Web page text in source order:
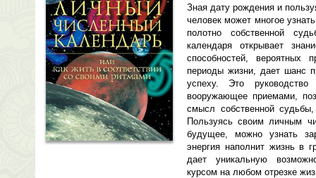
Зная дату рождения и
человек может многое
полотно собственной
календаря открывает
способностей, вероятных
периоды жизни, дает шанс
успеху. Это
вооружающее приемами,
смысл собственной
Пользуясь своим личным
будущее, можно узнать
энергия наполнит жизнь в
дает уникальную
курсом на любом отрезке